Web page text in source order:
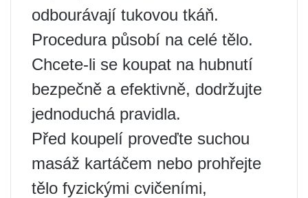
odbourávají tukovou tkáň.
Procedura působí na celé tělo.
Chcete-li se koupat na hubnutí
bezpečně a efektivně, dodržujte
jednoduchá pravidla.
Před koupelí proveďte suchou
masáž kartáčem nebo prohřejte
tělo fyzickými cvičeními,